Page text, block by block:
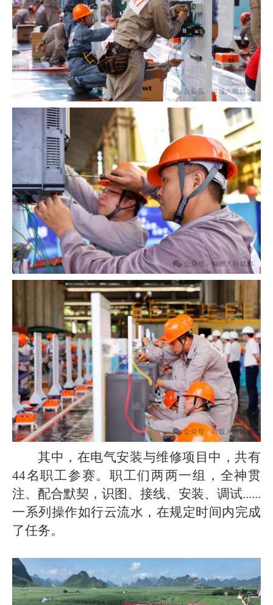
其中，在电气安装与维修项目中，共有
44名职工参赛。职工们两两一组，全神贯
注、配合默契，识图、接线、安装、调试......
一系列操作如行云流水，在规定时间内完成
了任务。